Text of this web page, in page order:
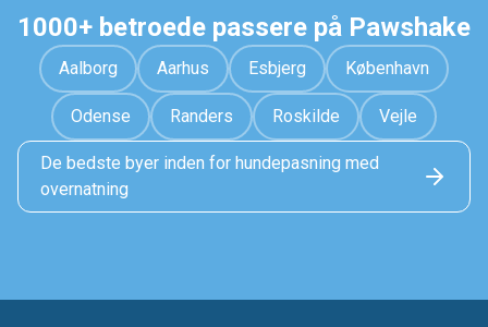
1000+ betroede passere på Pawshake
Aalborg Aarhus Esbjerg København
Odense Randers Roskilde Vejle
De bedste byer inden for hundepasning med
overnatning